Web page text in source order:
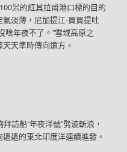
米的紅其拉甫港口標的目的
淡薄，尼加提江·買買提吐
啥年夜不了。”雪域高原之
天準時傳向遠方。
訪船“年夜洋號”劈波斬浪，
遠的東北印度洋連續進發。